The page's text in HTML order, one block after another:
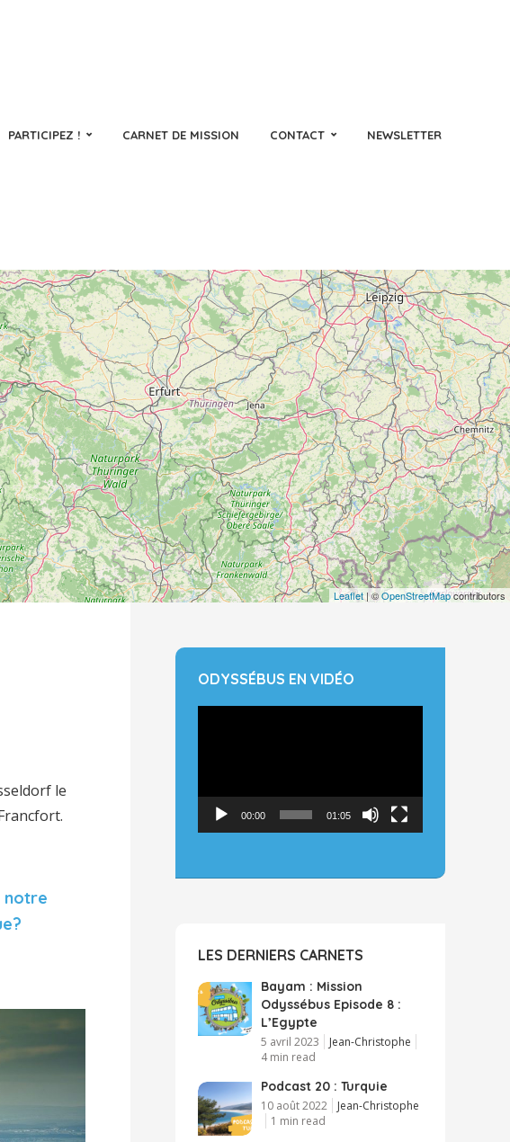
PARTICIPEZ ! CARNET DE MISSION CONTACT NEWSLETTER
Leaflet | ©OpenStreetMapcontributors
le
notre
ODYSSÉBUS EN VIDÉO
00:00 01:05
LES DERNIERS CARNETS
Bayam : Mission
Odyssébus Episode 8 :
L’Egypte
5 avril 2023
Jean-Christophe
4 min read
Podcast 20 : Turquie
10 août 2022
Jean-Christophe
1 min read